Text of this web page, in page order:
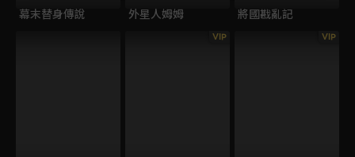
幕末替身傳說 外星人姆姆 將國戡亂記
VIP VIP